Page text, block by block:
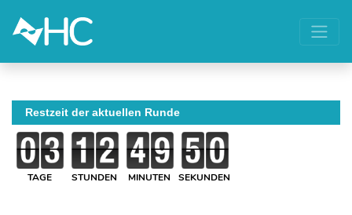
Restzeit der aktuellen Runde
TAGE STUNDEN MINUTEN SEKUNDEN